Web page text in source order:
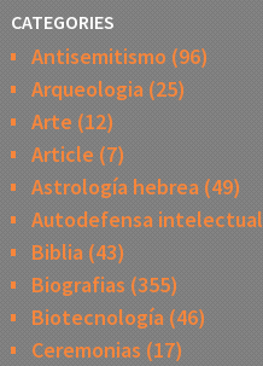
CATEGORIES
Antisemitismo (96)
Arqueologia(25)
Arte (12)
Article (7)
Astrología hebrea(49)
Autodefensa intelectual
Biblia(43)
Biografias (355)
Biotecnología(46)
Ceremonias (17)